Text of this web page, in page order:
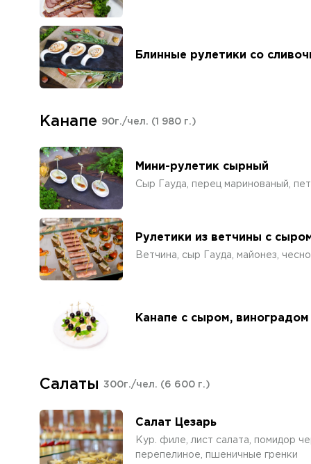
Блинные рулетики со
Канапе 90г./чел. (1 980 г.)
Мини-рулетик сырный
Сыр Гауда, перец маринованый,
Рулетики из ветчины с
Ветчина, сыр Гауда, майонез,
Канапе с сыром,
Салаты 300г./чел. (6 600 г.)
Салат Цезарь
Кур. филе, лист салата, помидор
перепелиное, пшеничные гренки